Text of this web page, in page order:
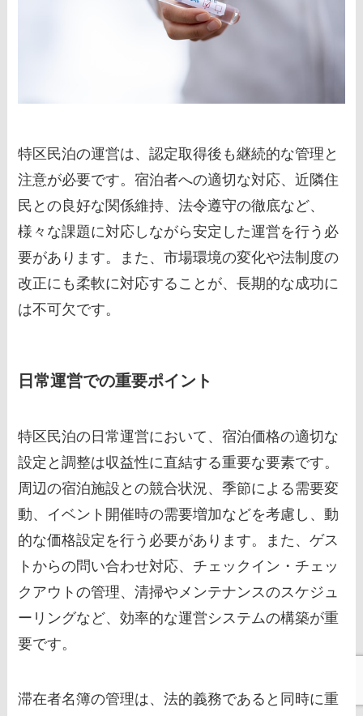
特区民泊の運営は、認定取得後も継続的な管理と
注意が必要です。宿泊者への適切な対応、近隣住
民との良好な関係維持、法令遵守の徹底など、
様々な課題に対応しながら安定した運営を行う必
要があります。また、市場環境の変化や法制度の
改正にも柔軟に対応することが、長期的な成功に
は不可欠です。
日常運営での重要ポイント
特区民泊の日常運営において、宿泊価格の適切な
設定と調整は収益性に直結する重要な要素です。
周辺の宿泊施設との競合状況、季節による需要変
動、イベント開催時の需要増加などを考慮し、動
的な価格設定を行う必要があります。また、ゲス
トからの問い合わせ対応、チェックイン・チェッ
クアウトの管理、清掃やメンテナンスのスケジュ
ーリングなど、効率的な運営システムの構築が重
要です。
滞在者名簿の管理は、法的義務であると同時に重